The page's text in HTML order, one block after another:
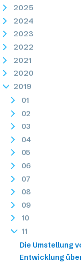
2025
2024
2023
2022
2021
2020
2019
01
02
03
04
05
06
07
08
09
10
11
Die Umstellung
Entwicklung